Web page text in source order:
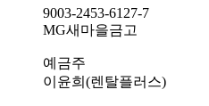
9003-2453-6127-7
MG새마을금고
예금주
이윤희(렌탈플러스)